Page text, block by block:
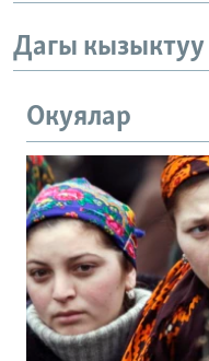
Дагы кызыктуу
Окуялар